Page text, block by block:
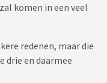
komen in een veel
redenen, maar die
drie en daarmee